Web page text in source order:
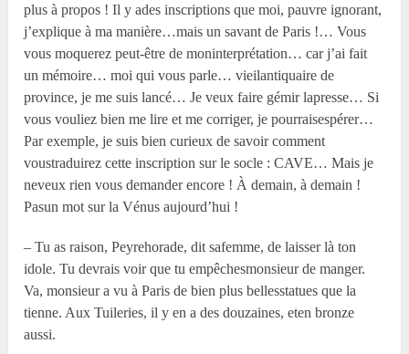
plus à propos ! Il y ades inscriptions que moi, pauvre ignorant,
j’explique à ma manière…mais un savant de Paris !… Vous
vous moquerez peut-être de moninterprétation… car j’ai fait
un mémoire… moi qui vous parle… vieilantiquaire de
province, je me suis lancé… Je veux faire gémir lapresse… Si
vous vouliez bien me lire et me corriger, je pourraisespérer…
Par exemple, je suis bien curieux de savoir comment
voustraduirez cette inscription sur le socle : CAVE… Mais je
neveux rien vous demander encore ! À demain, à demain !
Pasun mot sur la Vénus aujourd’hui !
– Tu as raison, Peyrehorade, dit safemme, de laisser là ton
idole. Tu devrais voir que tu empêchesmonsieur de manger.
Va, monsieur a vu à Paris de bien plus bellesstatues que la
tienne. Aux Tuileries, il y en a des douzaines, eten bronze
aussi.